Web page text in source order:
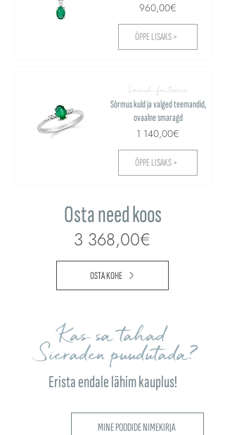
960,00€
ÕPPE LISAKS >
Värvide fantaasia
Sõrmus kuld ja valged teemandid,
ovaalne smaragd
1 140,00€
ÕPPE LISAKS >
Osta need koos
3 368,00€
OSTA KOHE
Kas sa tahad
Sieraden puudutada?
Erista endale lähim kauplus!
MINE POODIDE NIMEKIRJA